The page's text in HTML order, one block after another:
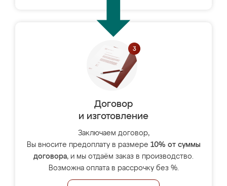
Договор
и изготовление
Заключаем договор,
Вы вносите предоплату в размере 10% от суммы
договора, и мы отдаём заказ в производство.
Возможна оплата в рассрочку без %.